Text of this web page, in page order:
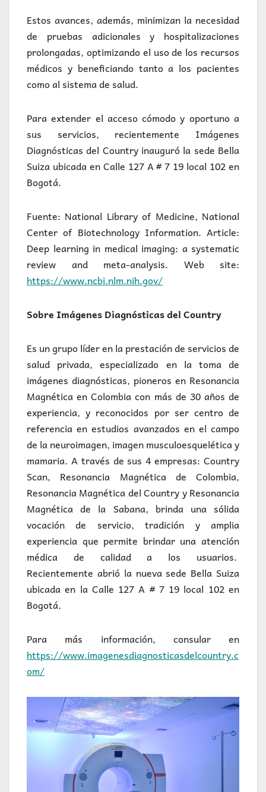
Estos avances, además, minimizan la necesidad
de pruebas adicionales y hospitalizaciones
prolongadas, optimizando el uso de los recursos
médicos y beneficiando tanto a los pacientes
como al sistema de salud.
Para extender el acceso cómodo y oportuno a
sus servicios, recientemente Imágenes
Diagnósticas del Country inauguró la sede Bella
Suiza ubicada en Calle 127 A # 7 19 local 102 en
Bogotá.
Fuente: National Library of Medicine, National
Center of Biotechnology Information. Article:
Deep learning in medical imaging: a systematic
review and meta-analysis. Web site:
https://www.ncbi.nlm.nih.gov/
Sobre Imágenes Diagnósticas del Country
Es un grupo líder en la prestación de servicios de
salud privada, especializado en la toma de
imágenes diagnósticas, pioneros en Resonancia
Magnética en Colombia con más de 30 años de
experiencia, y reconocidos por ser centro de
referencia en estudios avanzados en el campo
de la neuroimagen, imagen musculoesquelética y
mamaria. A través de sus 4 empresas: Country
Scan, Resonancia Magnética de Colombia,
Resonancia Magnética del Country y Resonancia
Magnética de la Sabana, brinda una sólida
vocación de servicio, tradición y amplia
experiencia que permite brindar una atención
médica de calidad a los usuarios.
Recientemente abrió la nueva sede Bella Suiza
ubicada en la Calle 127 A # 7 19 local 102 en
Bogotá.
Para más información, consular en
https://www.imagenesdiagnosticasdelcountry.c
om/